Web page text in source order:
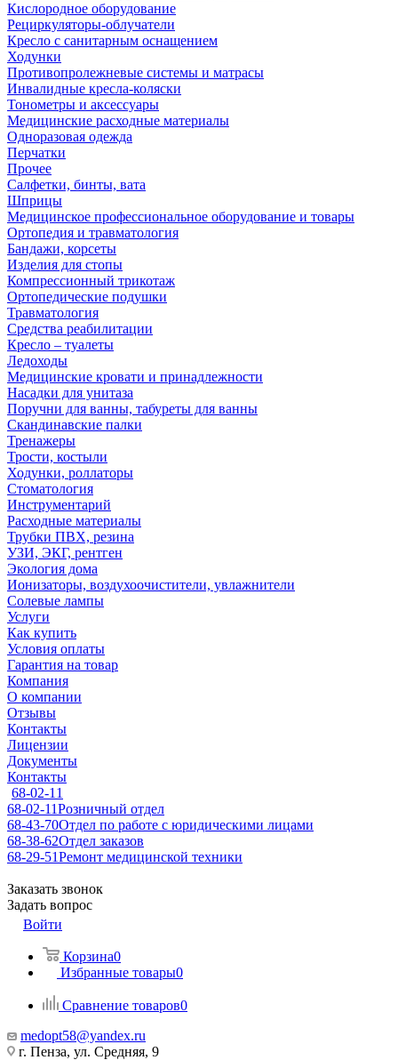
Кислородное оборудование
Рециркуляторы-облучатели
Кресло с санитарным оснащением
Ходунки
Противопролежневые системы и матрасы
Инвалидные кресла-коляски
Тонометры и аксессуары
Медицинские расходные материалы
Одноразовая одежда
Перчатки
Прочее
Салфетки, бинты, вата
Шприцы
Медицинское профессиональное оборудование и товары
Ортопедия и травматология
Бандажи, корсеты
Изделия для стопы
Компрессионный трикотаж
Ортопедические подушки
Травматология
Средства реабилитации
Кресло – туалеты
Ледоходы
Медицинские кровати и принадлежности
Насадки для унитаза
Поручни для ванны, табуреты для ванны
Скандинавские палки
Тренажеры
Трости, костыли
Ходунки, роллаторы
Стоматология
Инструментарий
Расходные материалы
Трубки ПВХ, резина
УЗИ, ЭКГ, рентген
Экология дома
Ионизаторы, воздухоочистители, увлажнители
Солевые лампы
Услуги
Как купить
Условия оплаты
Гарантия на товар
Компания
О компании
Отзывы
Контакты
Лицензии
Документы
Контакты
68-02-11
68-02-11Розничный отдел
68-43-70Отдел по работе с юридическими лицами
68-38-62Отдел заказов
68-29-51Ремонт медицинской техники
Заказать звонок
Задать вопрос
Войти
Корзина0
Избранные товары0
Сравнение товаров0
medopt58@yandex.ru
г. Пенза, ул. Средняя, 9